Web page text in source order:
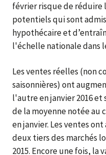
février risque de réduire
potentiels qui sont
hypothécaire et
l'échelle nationale dans
Les ventes réelles (non
saisonnières) ont
l'autre en janvier 2016 et
de la moyenne notée au
en janvier. Les ventes
deux tiers des marchés
2015. Encore une fois, la